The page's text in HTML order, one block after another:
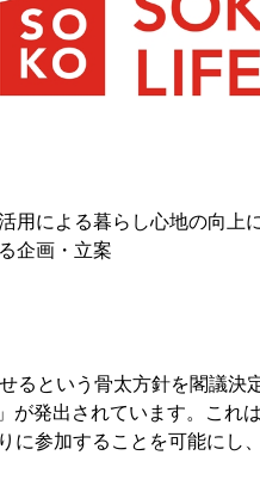
用による暮らし心地の向上
企画・立案
るという骨太方針を閣議決
が発出されています。これ
に参加することを可能にし